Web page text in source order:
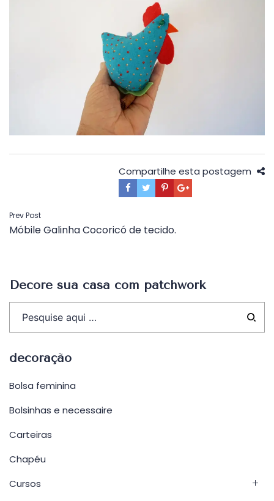
Compartilhe esta postagem
Navegação
de
Prev Post
Móbile Galinha Cocoricó de tecido.
Decore sua casa com patchwork
decoração
Bolsa feminina
Bolsinhas e necessaire
Carteiras
Chapéu
Cursos